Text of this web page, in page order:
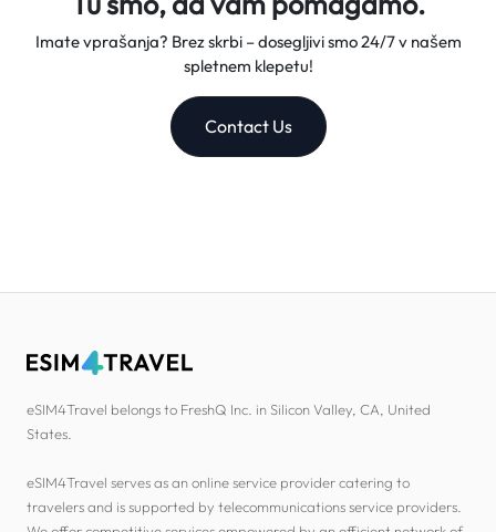
Imate vprašanja? Brez skrbi – dosegljivi smo 24/7 v našem
spletnem klepetu!
Contact Us
eSIM4Travel belongs to FreshQ Inc. in Silicon Valley, CA, United
States.
eSIM4Travel serves as an online service provider catering to
travelers and is supported by telecommunications service providers.